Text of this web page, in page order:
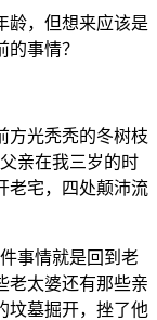
龄，但想来应该是
事情？
方光秃秃的冬树枝
亲在我三岁的时
老宅，四处颠沛流
事情就是回到老
老太婆还有那些亲
坟墓掘开，挫了他